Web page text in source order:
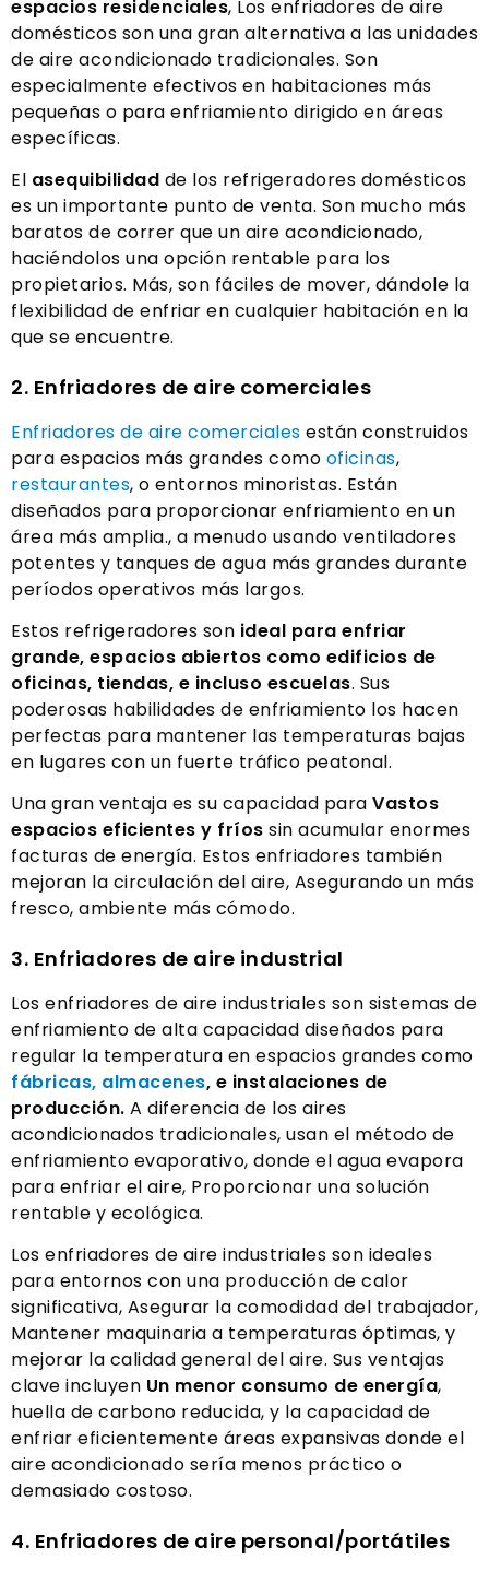
espacios residenciales, Los enfriadores de aire
domésticos son una gran alternativa a las unidades
de aire acondicionado tradicionales. Son
especialmente efectivos en habitaciones más
pequeñas o para enfriamiento dirigido en áreas
específicas.
El asequibilidad de los refrigeradores domésticos
es un importante punto de venta. Son mucho más
baratos de correr que un aire acondicionado,
haciéndolos una opción rentable para los
propietarios. Más, son fáciles de mover, dándole la
flexibilidad de enfriar en cualquier habitación en la
que se encuentre.
2. Enfriadores de aire comerciales
Enfriadores de aire comerciales están construidos
para espacios más grandes como oficinas,
restaurantes, o entornos minoristas. Están
diseñados para proporcionar enfriamiento en un
área más amplia., a menudo usando ventiladores
potentes y tanques de agua más grandes durante
períodos operativos más largos.
Estos refrigeradores son ideal para enfriar
grande, espacios abiertos como edificios de
oficinas, tiendas, e incluso escuelas. Sus
poderosas habilidades de enfriamiento los hacen
perfectas para mantener las temperaturas bajas
en lugares con un fuerte tráfico peatonal.
Una gran ventaja es su capacidad para Vastos
espacios eficientes y fríos sin acumular enormes
facturas de energía. Estos enfriadores también
mejoran la circulación del aire, Asegurando un más
fresco, ambiente más cómodo.
3. Enfriadores de aire industrial
Los enfriadores de aire industriales son sistemas de
enfriamiento de alta capacidad diseñados para
regular la temperatura en espacios grandes como
fábricas, almacenes, e instalaciones de
producción. A diferencia de los aires
acondicionados tradicionales, usan el método de
enfriamiento evaporativo, donde el agua evapora
para enfriar el aire, Proporcionar una solución
rentable y ecológica.
Los enfriadores de aire industriales son ideales
para entornos con una producción de calor
significativa, Asegurar la comodidad del trabajador,
Mantener maquinaria a temperaturas óptimas, y
mejorar la calidad general del aire. Sus ventajas
clave incluyen Un menor consumo de energía,
huella de carbono reducida, y la capacidad de
enfriar eficientemente áreas expansivas donde el
aire acondicionado sería menos práctico o
demasiado costoso.
4. Enfriadores de aire personal/portátiles